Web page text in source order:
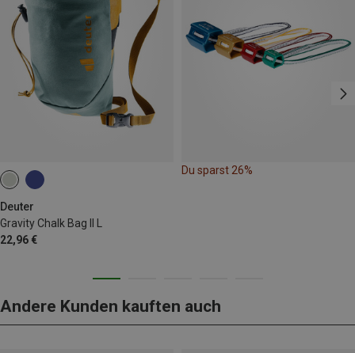
Deuter
Gravity Chalk Bag II L
22,96 €
Du sparst 26%
Andere Kunden kauften auch